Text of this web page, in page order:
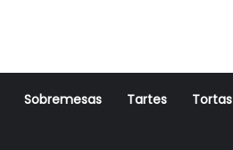
Sobremesas Tartes Tortas